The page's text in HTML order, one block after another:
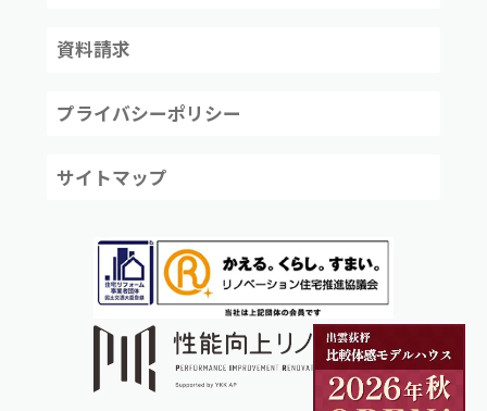
資料請求
プライバシーポリシー
サイトマップ